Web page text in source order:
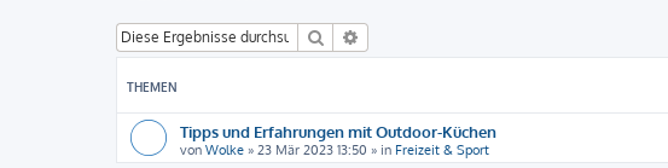
Suche
THEMEN
Tipps und Erfahrungen mit Outdoor-Küchen
von Wolke » 23 Mär 2023 13:50 » in Freizeit & Sport